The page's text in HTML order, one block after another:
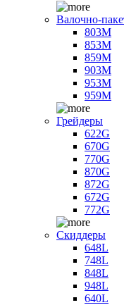
Валочно-
803M
853M
859M
903M
953M
959M
Грейдеры
622G
670G
770G
870G
872G
672G
772G
Скиддеры
648L
748L
848L
948L
640L